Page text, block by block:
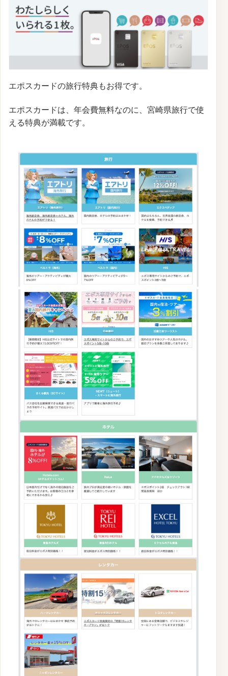
エポスカードの旅行特典もお得です。
エポスカードは、年会費無料なのに、宮崎県旅行で使
える特典が満載です。